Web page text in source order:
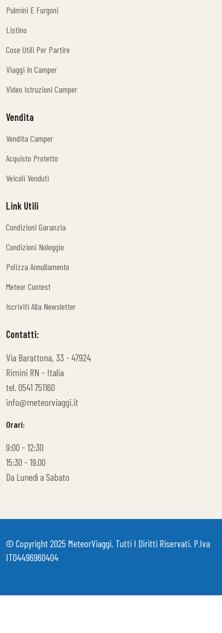
Pulmini E Furgoni
Listino
Cose Utili Per Partire
Viaggi In Camper
Video Istruzioni Camper
Vendita
Vendita Camper
Acquisto Protetto
Veicoli Venduti
Link Utili
Condizioni Garanzia
Condizioni Noleggio
Polizza Annullamento
Meteor Contest
Iscriviti Alla Newsletter
Contatti:
Via Barattona, 33 - 47924
Rimini RN - Italia
tel. 0541 751160
info@meteorviaggi.it
Orari:
9:00 - 12:30
15:30 - 19.00
Da Lunedì a Sabato
© Copyright 2025 MeteorViaggi. Tutti I Diritti Riservati. P.iva
IT04496960404